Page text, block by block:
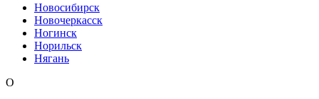
Новосибирск
Новочеркасск
Ногинск
Норильск
Нягань
О